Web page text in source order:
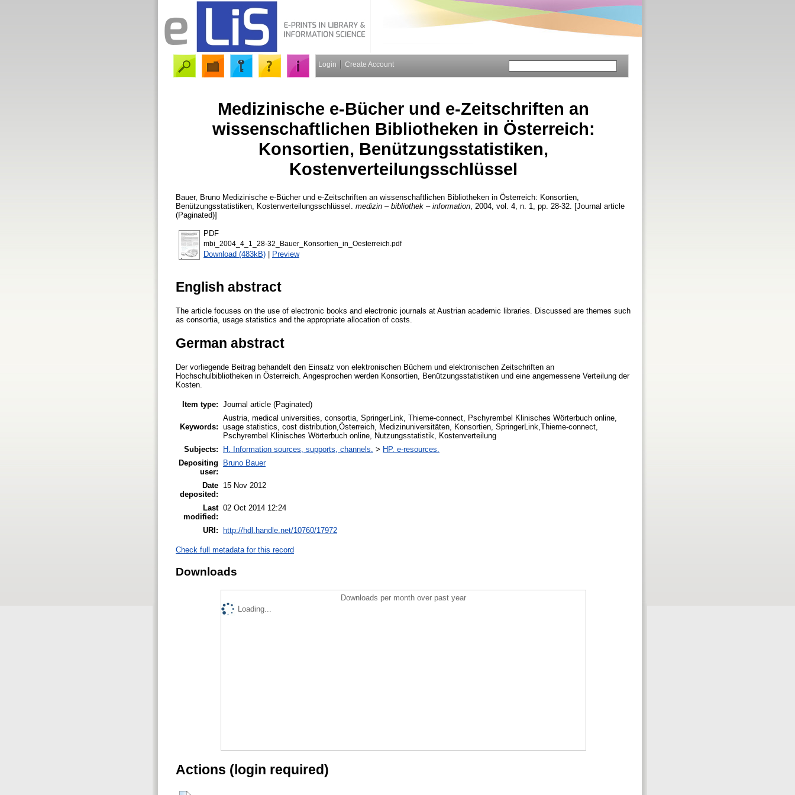
Login Create Account
Medizinische e-Bücher und e-Zeitschriften an
wissenschaftlichen Bibliotheken in Österreich:
Konsortien, Benützungsstatistiken,
Kostenverteilungsschlüssel
Bauer, Bruno Medizinische e-Bücher und e-Zeitschriften an wissenschaftlichen Bibliotheken in Österreich: Konsortien,
Benützungsstatistiken, Kostenverteilungsschlüssel. medizin – bibliothek – information , 2004, vol. 4, n. 1, pp. 28-32. [Journal article
(Paginated)]
PDF
mbi_2004_4_1_28-32_Bauer_Konsortien_in_Oesterreich.pdf
Download (483kB) | Preview
English abstract
The article focuses on the use of electronic books and electronic journals at Austrian academic libraries. Discussed are themes such
as consortia, usage statistics and the appropriate allocation of costs.
German abstract
Der vorliegende Beitrag behandelt den Einsatz von elektronischen Büchern und elektronischen Zeitschriften an
Hochschulbibliotheken in Österreich. Angesprochen werden Konsortien, Benützungsstatistiken und eine angemessene Verteilung der
Kosten.
Item type: Journal article (Paginated)
Keywords:
Austria, medical universities, consortia, SpringerLink, Thieme-connect, Pschyrembel Klinisches Wörterbuch online,
usage statistics, cost distribution,Österreich, Medizinuniversitäten, Konsortien, SpringerLink,Thieme-connect,
Pschyrembel Klinisches Wörterbuch online, Nutzungsstatistik, Kostenverteilung
Subjects:
H. Information sources, supports, channels. > HP. e-resources.
Depositing
user:
Bruno Bauer
Date
deposited:
15 Nov 2012
Last
modified:
02 Oct 2014 12:24
URI: http://hdl.handle.net/10760/17972
Check full metadata for this record
Downloads
Downloads per month over past year
Loading...
Actions (login required)